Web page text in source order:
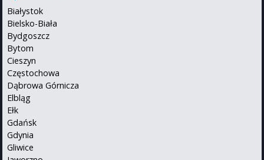
Białystok
Bielsko-Biała
Bydgoszcz
Bytom
Cieszyn
Częstochowa
Dąbrowa Górnicza
Elbląg
Ełk
Gdańsk
Gdynia
Gliwice